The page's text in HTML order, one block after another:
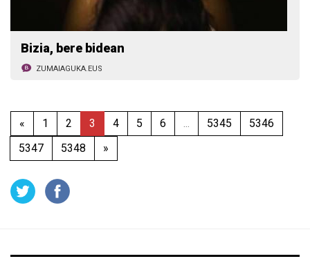
Bizia, bere bidean
ZUMAIAGUKA.EUS
« 1 2 3 4 5 6 ... 5345
5346
5347
5348 »